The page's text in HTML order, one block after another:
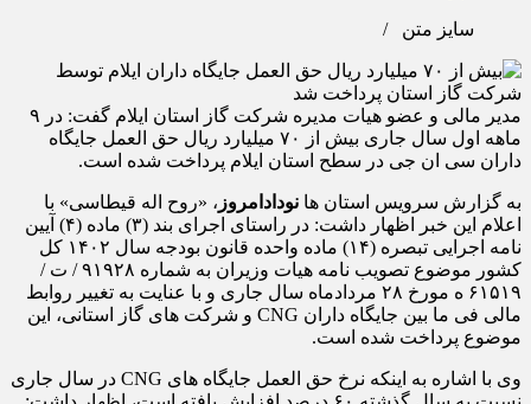
سایز متن /
مدیر مالی و عضو هیات مدیره شرکت گاز استان ایلام گفت: در ۹
ماهه اول سال جاری بیش از ۷۰ میلیارد ریال حق العمل جایگاه
داران سی ان جی در سطح استان ایلام پرداخت شده است.
به گزارش سرویس استان ها نودادامروز ، «روح اله قیطاسی» با
اعلام این خبر اظهار داشت: در راستای اجرای بند (۳) ماده (۴) آیین
نامه اجرایی تبصره (۱۴) ماده واحده قانون بودجه سال ۱۴۰۲ کل
کشور موضوع تصویب نامه هیات وزیران به شماره ۹۱۹۲۸ / ت /
۶۱۵۱۹ ه مورخ ۲۸ مردادماه سال جاری و با عنایت به تغییر روابط
مالی فی ما بین جایگاه داران CNG و شرکت های گاز استانی، این
موضوع پرداخت شده است.
وی با اشاره به اینکه نرخ حق العمل جایگاه های CNG در سال جاری